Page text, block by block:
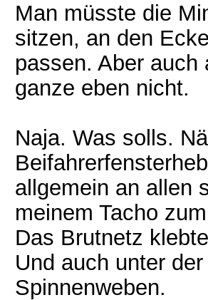
Man müsste die
sitzen, an den
passen. Aber
ganze eben nicht.
Naja. Was solls.
allgemein an allen
meinem Tacho
Das Brutnetz
Und auch unter
Spinnenweben.